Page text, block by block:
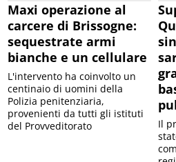
Maxi operazione al
carcere di Brissogne:
sequestrate armi
bianche e un cellulare
L'intervento ha coinvolto un
centinaio di uomini della
Polizia penitenziaria,
provenienti da tutti gli istituti
del Provveditorato
Il